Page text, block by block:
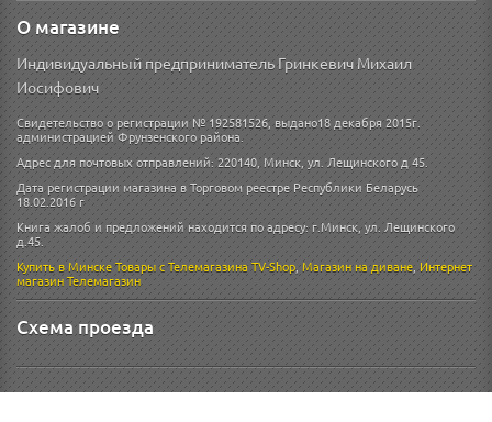
О магазине
Индивидуальный предприниматель Гринкевич Михаил
Иосифович
Свидетельство о регистрации № 192581526, выдано18 декабря 2015г.
администрацией Фрунзенского района.
Адрес для почтовых отправлений: 220140, Минск, ул. Лещинского д 45.
Дата регистрации магазина в Торговом реестре Республики Беларусь
18.02.2016 г
Книга жалоб и предложений находится по адресу: г.Минск, ул. Лещинского
д.45.
Купить в МинскеТовары с Телемагазина TV-Shop,Магазин на диване,Интернет
магазинТелемагазин
Схема проезда